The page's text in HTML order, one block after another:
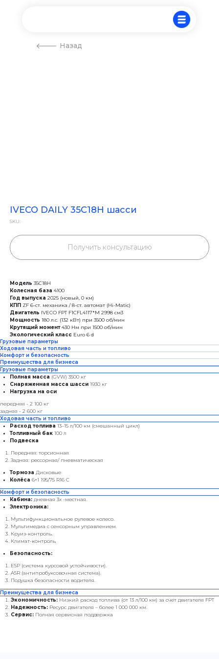
Назад
IVECO DAILY 35С18H шасси
SKU:
Получить консультацию
Модель 35С18H
Колесная база 4100
Год выпуска 2025 (новый, 0 км)
КПП ZF 6-ст. механика / 8-ст. автомат (Hi-Matic)
Двигатель IVECO FPT F1CFL4117*M 2998 см3
Мощность 180 л.с. (132 кВт) при 3500 об/мин
Крутящий момент430 Нм при 1500 об/мин
Экологический класс Euro 6 d
Грузовые параметры
Ходовая часть и топливо
Комфорт и безопасность
Преимущества для бизнеса
Грузовые параметры
Полная масса (GVW) 3500 кг
Снаряженная масса шасси 1930 кг
Нагрузка на оси
передняя - 2 100 кг
задняя - 2 600 кг
Ходовая часть и топливо
Расход топлива 13–15 л/100 км (смешанный цикл)
Топливный бак 100 л
Подвеска
Передняя: торсионная
Задняя: рессорная/ пневматическая
Тормоза Дисковые
Колёса 6+1 195/75 R16 С
Комфорт и безопасность
Кабина: дневная 3х -местная.
Электроника:
Мультифункциональное рулевое колесо.
Мультимедиа с сенсорным управлением.
Круиз-контроль.
Климат-контроль
Безопасность:
ESP (система курсовой устойчивости).
ASR (антипробуксовочная система).
Подушка безопасности водителя.
Преимущества для бизнеса
Экономичность: Низкий расход топлива (от 13 л/100 км) за счет двигателя FPT
Надежность: Ресурс двигателя – более 1 000 000 км.
Сервис: Полная сервисная поддержка